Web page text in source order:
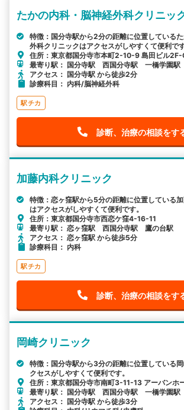
たかの内科・脳神経外科クリニッ
特徴：国分寺駅から2分の距離に位置している
外科クリニックはアクセスがしやすくて便利です
住所：東京都国分寺市本町2-10-9 島田ビル2F-
最寄り駅： 国分寺駅 西国分寺駅 一橋学園駅
アクセス： 国分寺駅 から徒歩2分
診療科目： 内科/脳神経外科
駅チカ
診断、治療の相談をす
加藤内科クリニック
特徴：恋ヶ窪駅から5分の距離に位置している
はアクセスがしやすくて便利です。
住所：東京都国分寺市西恋ケ窪4-16-11
最寄り駅： 恋ヶ窪駅 西国分寺駅 鷹の台駅
アクセス： 恋ヶ窪駅 から徒歩5分
診療科目： 内科
駅チカ
診断、治療の相談をす
岡崎クリニック
特徴：国分寺駅から3分の距離に位置している
クセスがしやすくて便利です。
住所：東京都国分寺市南町3-11-13 アーバンホ
最寄り駅： 国分寺駅 西国分寺駅 一橋学園駅
アクセス： 国分寺駅 から徒歩3分